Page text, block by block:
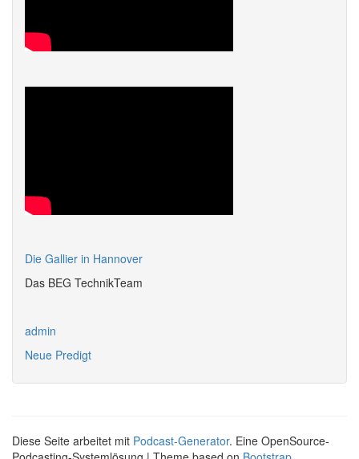
Die Gallier in Hannover
Das BEG TechnikTeam
admin
Neue Predigt
Diese Seite arbeitet mit Podcast-Generator. Eine OpenSource-